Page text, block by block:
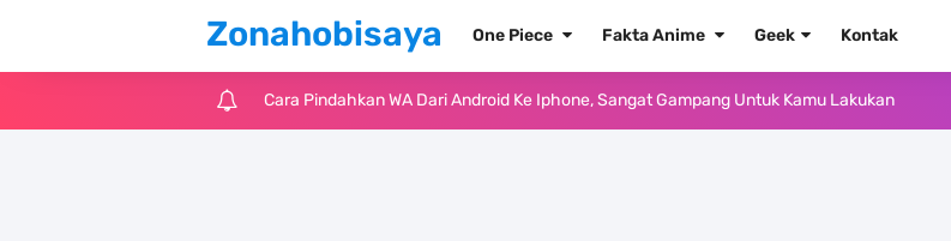
Zonahobisaya One Piece Fakta Anime Geek Kontak
7 Fakta Big Mom One Piece, Yonko Yang Punya Bounty Yang Tinggi Sejak Muda